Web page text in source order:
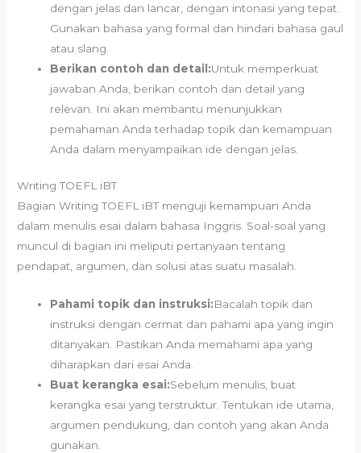
dengan jelas dan lancar, dengan intonasi yang tepat.
Gunakan bahasa yang formal dan hindari bahasa gaul
atau slang.
Berikan contoh dan detail:Untuk memperkuat
jawaban Anda, berikan contoh dan detail yang
relevan. Ini akan membantu menunjukkan
pemahaman Anda terhadap topik dan kemampuan
Anda dalam menyampaikan ide dengan jelas.
Writing TOEFL iBT
Bagian Writing TOEFL iBT menguji kemampuan Anda
dalam menulis esai dalam bahasa Inggris. Soal-soal yang
muncul di bagian ini meliputi pertanyaan tentang
pendapat, argumen, dan solusi atas suatu masalah.
Pahami topik dan instruksi:Bacalah topik dan
instruksi dengan cermat dan pahami apa yang ingin
ditanyakan. Pastikan Anda memahami apa yang
diharapkan dari esai Anda.
Buat kerangka esai:Sebelum menulis, buat
kerangka esai yang terstruktur. Tentukan ide utama,
argumen pendukung, dan contoh yang akan Anda
gunakan.